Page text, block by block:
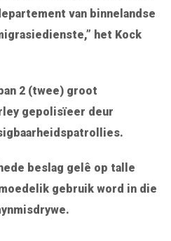
van binnelandse
het Kock
2 (twee) groot
gepolisïeer deur
beslag gelê op talle
gebruik word in die